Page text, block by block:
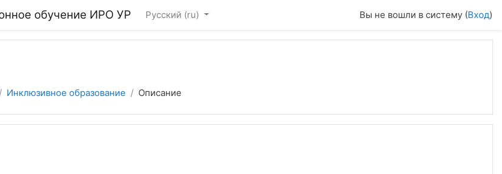
обучение ИРО УР Русский ‎(ru)‎ Вы не вошли в систему (Вход)
Инклюзивное образование Описание